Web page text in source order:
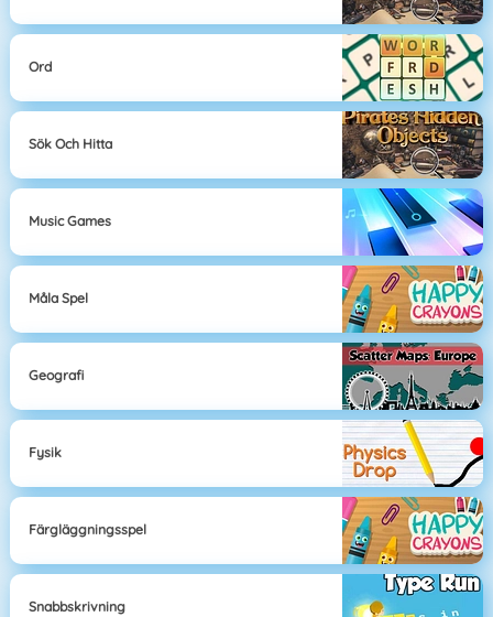
Ord
Sök Och Hitta
Music Games
Måla Spel
Geografi
Fysik
Färgläggningsspel
Snabbskrivning